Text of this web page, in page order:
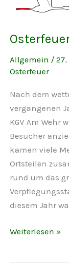
Allgemein /
Osterfeuer
Nach dem
vergangenen
KGV Am Wehr
Besucher
kamen viele
Ortsteilen
rund um das
diesem Jahr
Osterfeuer
Weiterlesen »